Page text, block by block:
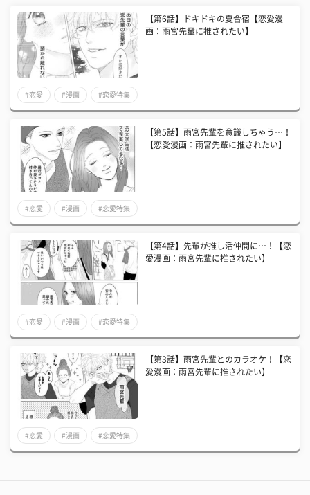
【第6話】ドキドキの夏合宿【恋愛漫
画：雨宮先輩に推されたい】
#恋愛 #漫画 #恋愛特集
【第5話】雨宮先輩を意識しちゃう…！
【恋愛漫画：雨宮先輩に推されたい】
#恋愛 #漫画 #恋愛特集
【第4話】先輩が推し活仲間に…！【恋
愛漫画：雨宮先輩に推されたい】
#恋愛 #漫画 #恋愛特集
【第3話】雨宮先輩とのカラオケ！【恋
愛漫画：雨宮先輩に推されたい】
#恋愛 #漫画 #恋愛特集